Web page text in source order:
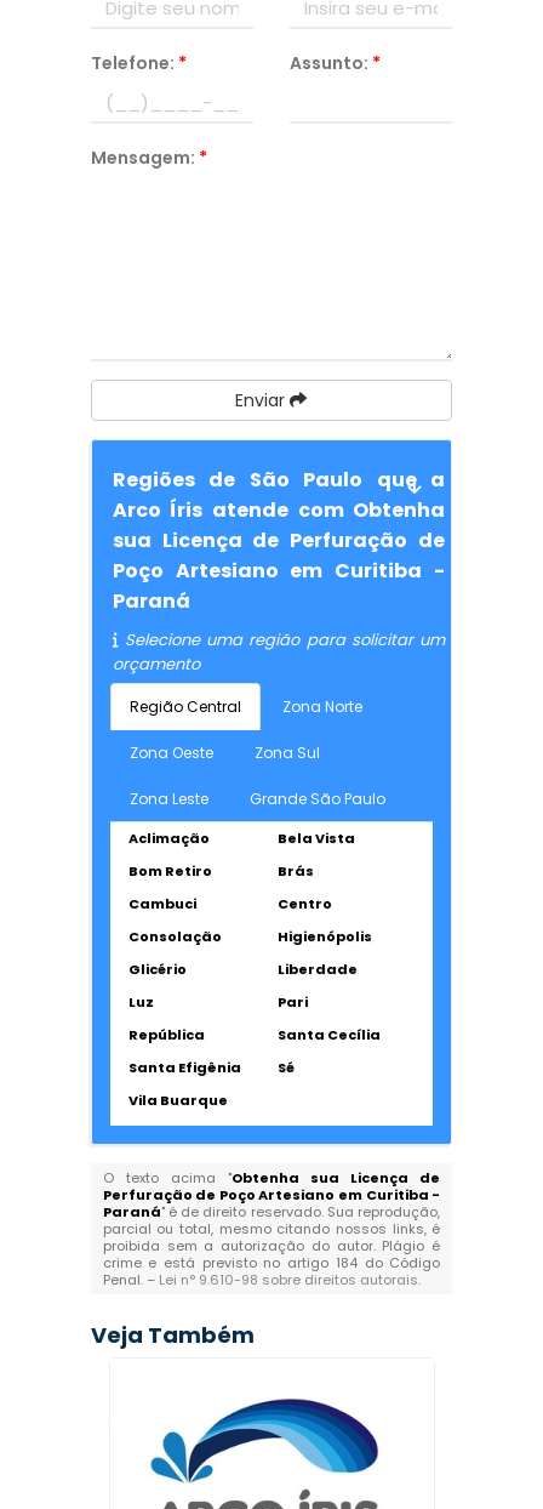
Telefone: * Assunto: *
Mensagem: *
Enviar
Regiões de São Paulo que a
Arco Íris atende com Obtenha
sua Licença de Perfuração de
Poço Artesiano em Curitiba -
Paraná
Selecione uma região para solicitar um
orçamento
Região Central Zona Norte
Zona Oeste Zona Sul
Zona Leste Grande São Paulo
Aclimação
Bela Vista
Bom Retiro
Brás
Cambuci
Centro
Consolação
Higienópolis
Glicério
Liberdade
Luz
Pari
República
Santa Cecília
Santa Efigênia
Sé
Vila Buarque
O texto acima "Obtenha sua Licença de
Perfuração de Poço Artesiano em Curitiba -
Paraná" é de direito reservado. Sua reprodução,
parcial ou total, mesmo citando nossos links, é
proibida sem a autorização do autor. Plágio é
crime e está previsto no artigo 184 do Código
Penal. – Lei n° 9.610-98 sobre direitos autorais.
Veja Também